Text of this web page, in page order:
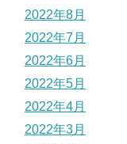
2022年8月
2022年7月
2022年6月
2022年5月
2022年4月
2022年3月